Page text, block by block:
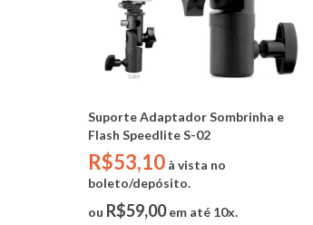
Suporte Adaptador Sombrinha e
Flash Speedlite S-02
R$53,10 à vista no
boleto/depósito.
ou R$59,00em até 10x.